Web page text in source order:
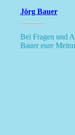
Jörg Bauer
Bei Fragen und
Bauer eure